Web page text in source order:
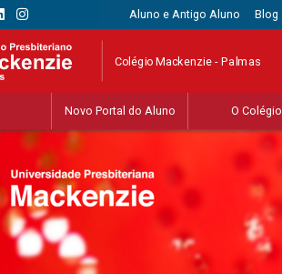
Aluno e Antigo Aluno Blog
Colégio Mackenzie - Palmas
Novo Portal do Aluno O Colégio